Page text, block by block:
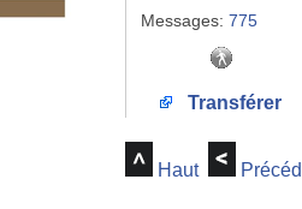
Messages: 775
Transférer
Haut